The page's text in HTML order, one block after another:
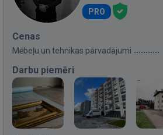
PRO
Cenas
Mēbeļu un tehnikas pārvadājumi
Darbu piemēri